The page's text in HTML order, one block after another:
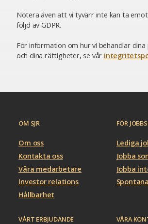
Notera även att vi tyvärr inte kan ta
följd av GDPR.
För information om hur vi behandlar
och dina rättigheter, se vår
OM SJR
Om oss
Kontakta oss
Våra medarbetare
Investor relations
Hållbarhet
FÖR
Lediga
Jobba
Jobba
VÅRT ERBJUDANDE VÅRA